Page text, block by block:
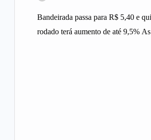
Bandeirada passa para R$ 5,40 e
rodado terá aumento de até 9,5%